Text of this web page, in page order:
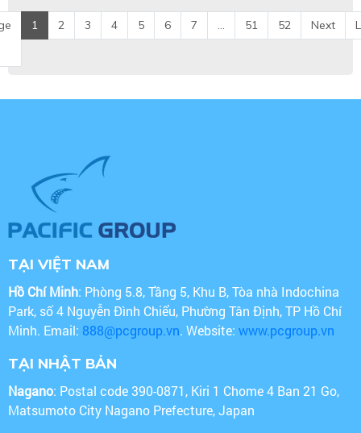
1 2 3 4 5 6 7 ... 51 52 Next
TẠI VIỆT NAM
Hồ Chí Minh: Phòng 5.8, Tầng 5, Khu B, Tòa nhà Indochina
Park, số 4 Nguyễn Đình Chiểu, Phường Tân Định, TP Hồ Chí
Minh. Email: 888@pcgroup.vn. Website: www.pcgroup.vn
TẠI NHẬT BẢN
Nagano: Postal code 390-0871, Kiri 1 Chome 4 Ban 21 Go,
Matsumoto City Nagano Prefecture, Japan